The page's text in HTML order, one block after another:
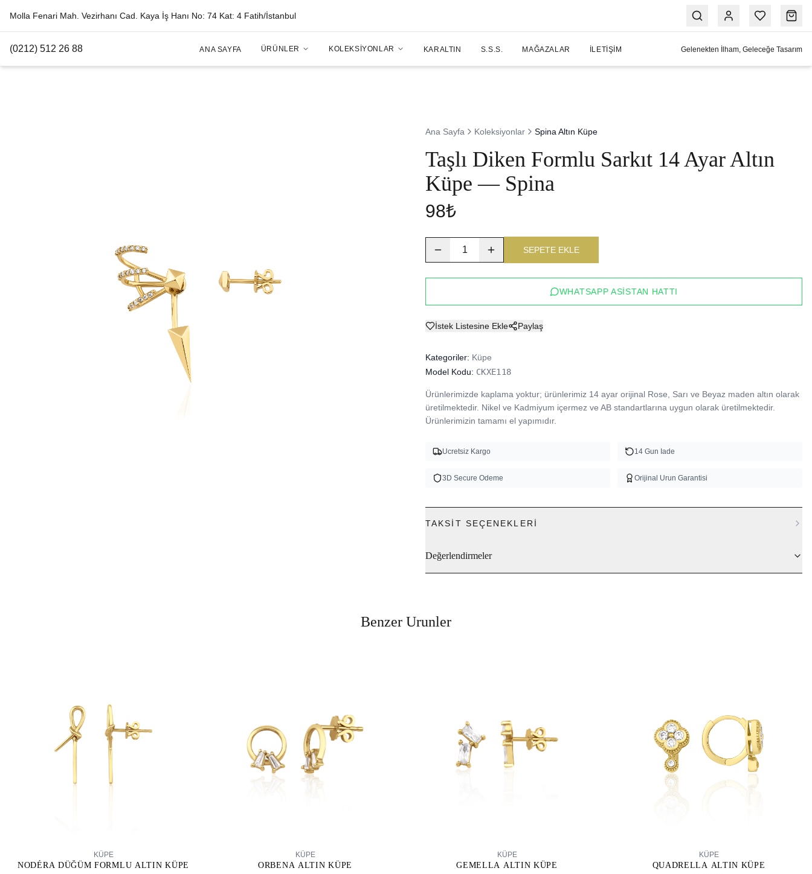
Molla Fenari Mah. Vezirhanı Cad. Kaya İş Hanı No: 74 Kat: 4 Fatih/İstanbul
(0212) 512 26 88 ANA SAYFA ÜRÜNLER KOLEKSIYONLAR KARALTIN S.S.S. MAĞAZALAR İLETIŞIM Gelenekten İlham, Geleceğe Tasarım
Ana Sayfa Koleksiyonlar Spina Altın Küpe
Taşlı Diken Formlu Sarkıt 14 Ayar Altın
Küpe — Spina
98₺
1 SEPETE EKLE
WHATSAPP ASISTAN HATTI
İstek Listesine Ekle Paylaş
Kategoriler: Küpe
Model Kodu: CKXE118
Ürünlerimizde kaplama yoktur; ürünlerimiz 14 ayar orijinal Rose, Sarı ve Beyaz maden altın olarak
üretilmektedir. Nikel ve Kadmiyum içermez ve AB standartlarına uygun olarak üretilmektedir.
Ürünlerimizin tamamı el yapımıdır.
Ucretsiz Kargo 14 Gun Iade
3D Secure Odeme Orijinal Urun Garantisi
TAKSIT SEÇENEKLERI
Değerlendirmeler
Benzer Urunler
KÜPE
NODÉRA DÜĞÜM FORMLU ALTIN KÜPE
KÜPE
ORBENA ALTIN KÜPE
KÜPE
GEMELLA ALTIN KÜPE
KÜPE
QUADRELLA ALTIN KÜPE